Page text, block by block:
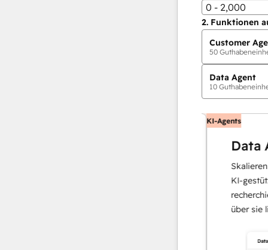
0 - 2,000
2. Funktionen
Customer
50
Data Agent
10
KI-Agents
Data
Skalieren
KI-gestützten
recherchiert,
über sie